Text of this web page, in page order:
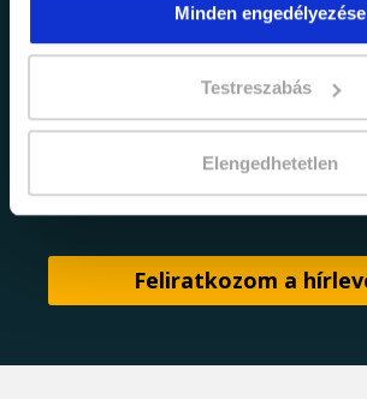
Minden engedélyezése
Testreszabás
Elengedhetetlen